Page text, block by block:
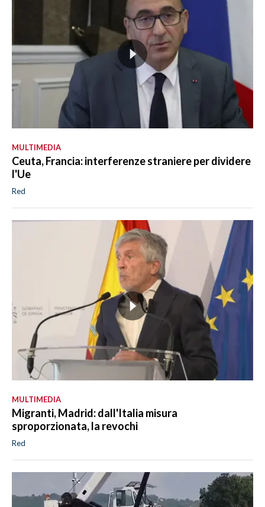
MULTIMEDIA
Ceuta, Francia: interferenze straniere per dividere
l'Ue
Red
MULTIMEDIA
Migranti, Madrid: dall'Italia misura
sproporzionata, la revochi
Red